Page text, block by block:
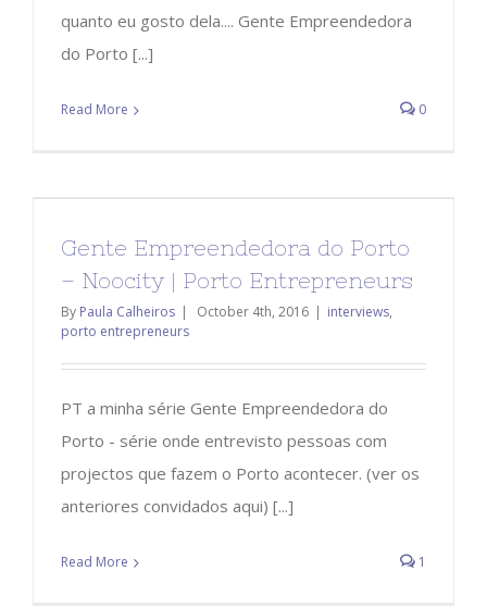
quanto eu gosto dela.... Gente Empreendedora
do Porto [...]
Read More 0
Gente Empreendedora do Porto
– Noocity | Porto Entrepreneurs
By Paula Calheiros | October 4th, 2016 | interviews,
porto entrepreneurs
PT a minha série Gente Empreendedora do
Porto - série onde entrevisto pessoas com
projectos que fazem o Porto acontecer. (ver os
anteriores convidados aqui) [...]
Read More 1